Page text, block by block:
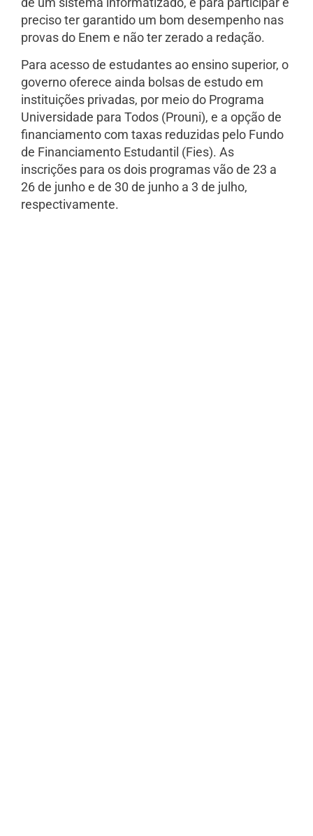
preciso ter garantido um bom desempenho nas
provas do Enem e não ter zerado a redação.
Para acesso de estudantes ao ensino superior, o
governo oferece ainda bolsas de estudo em
instituições privadas, por meio do Programa
Universidade para Todos (Prouni), e a opção de
financiamento com taxas reduzidas pelo Fundo
de Financiamento Estudantil (Fies). As
inscrições para os dois programas vão de 23 a
26 de junho e de 30 de junho a 3 de julho,
respectivamente.